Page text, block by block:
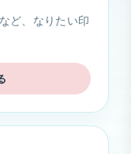
ど、なりたい印